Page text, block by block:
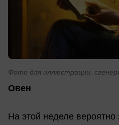
Фото для иллюстрации,
Овен
На этой неделе